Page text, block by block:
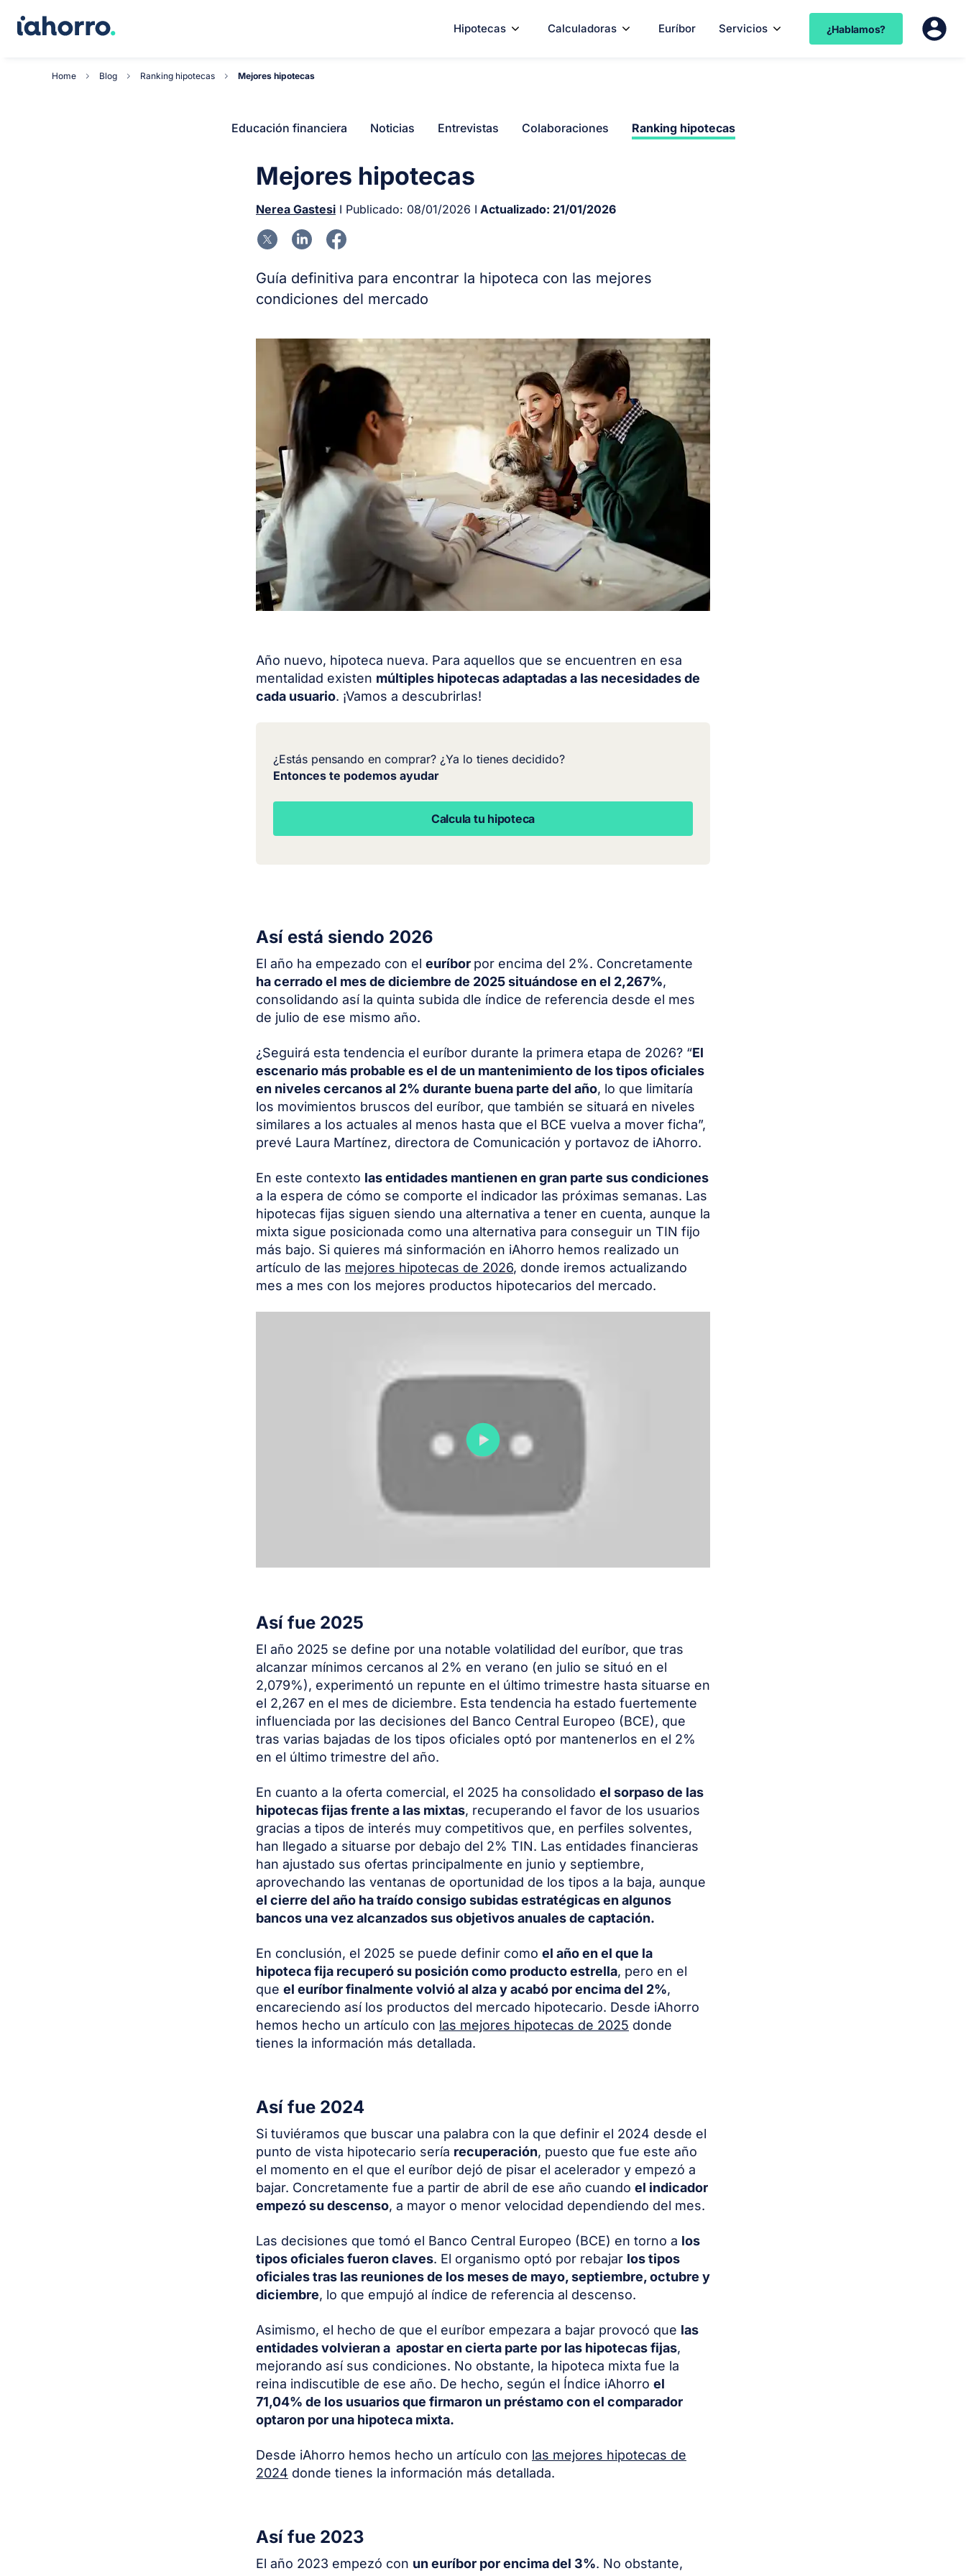
Hipotecas Calculadoras Euríbor Servicios ¿Hablamos?
Home Blog Ranking hipotecas Mejores hipotecas
Educación financiera Noticias Entrevistas Colaboraciones Ranking hipotecas
Mejores hipotecas
Nerea Gastesi I Publicado: 08/01/2026 I Actualizado: 21/01/2026
Guía definitiva para encontrar la hipoteca con las mejores
condiciones del mercado
Año nuevo, hipoteca nueva. Para aquellos que se encuentren en esa
mentalidad existen múltiples hipotecas adaptadas a las necesidades de
cada usuario. ¡Vamos a descubrirlas!
¿Estás pensando en comprar? ¿Ya lo tienes decidido?
Entonces te podemos ayudar
Calcula tu hipoteca
Así está siendo 2026
El año ha empezado con el euríbor por encima del 2%. Concretamente
ha cerrado el mes de diciembre de 2025 situándose en el 2,267%,
consolidando así la quinta subida dle índice de referencia desde el mes
de julio de ese mismo año.
¿Seguirá esta tendencia el euríbor durante la primera etapa de 2026? “El
escenario más probable es el de un mantenimiento de los tipos oficiales
en niveles cercanos al 2% durante buena parte del año, lo que limitaría
los movimientos bruscos del euríbor, que también se situará en niveles
similares a los actuales al menos hasta que el BCE vuelva a mover ficha”,
prevé Laura Martínez, directora de Comunicación y portavoz de iAhorro.
En este contexto las entidades mantienen en gran parte sus condiciones
a la espera de cómo se comporte el indicador las próximas semanas. Las
hipotecas fijas siguen siendo una alternativa a tener en cuenta, aunque la
mixta sigue posicionada como una alternativa para conseguir un TIN fijo
más bajo. Si quieres má sinformación en iAhorro hemos realizado un
artículo de las mejores hipotecas de 2026, donde iremos actualizando
mes a mes con los mejores productos hipotecarios del mercado.
Así fue 2025
El año 2025 se define por una notable volatilidad del euríbor, que tras
alcanzar mínimos cercanos al 2% en verano (en julio se situó en el
2,079%), experimentó un repunte en el último trimestre hasta situarse en
el 2,267 en el mes de diciembre. Esta tendencia ha estado fuertemente
influenciada por las decisiones del Banco Central Europeo (BCE), que
tras varias bajadas de los tipos oficiales optó por mantenerlos en el 2%
en el último trimestre del año.
En cuanto a la oferta comercial, el 2025 ha consolidado el sorpaso de las
hipotecas fijas frente a las mixtas, recuperando el favor de los usuarios
gracias a tipos de interés muy competitivos que, en perfiles solventes,
han llegado a situarse por debajo del 2% TIN. Las entidades financieras
han ajustado sus ofertas principalmente en junio y septiembre,
aprovechando las ventanas de oportunidad de los tipos a la baja, aunque
el cierre del año ha traído consigo subidas estratégicas en algunos
bancos una vez alcanzados sus objetivos anuales de captación.
En conclusión, el 2025 se puede definir como el año en el que la
hipoteca fija recuperó su posición como producto estrella, pero en el
que el euríbor finalmente volvió al alza y acabó por encima del 2%,
encareciendo así los productos del mercado hipotecario. Desde iAhorro
hemos hecho un artículo con las mejores hipotecas de 2025 donde
tienes la información más detallada.
Así fue 2024
Si tuviéramos que buscar una palabra con la que definir el 2024 desde el
punto de vista hipotecario sería recuperación, puesto que fue este año
el momento en el que el euríbor dejó de pisar el acelerador y empezó a
bajar. Concretamente fue a partir de abril de ese año cuando el indicador
empezó su descenso, a mayor o menor velocidad dependiendo del mes.
Las decisiones que tomó el Banco Central Europeo (BCE) en torno a los
tipos oficiales fueron claves. El organismo optó por rebajar los tipos
oficiales tras las reuniones de los meses de mayo, septiembre, octubre y
diciembre, lo que empujó al índice de referencia al descenso.
Asimismo, el hecho de que el euríbor empezara a bajar provocó que las
entidades volvieran a apostar en cierta parte por las hipotecas fijas,
mejorando así sus condiciones. No obstante, la hipoteca mixta fue la
reina indiscutible de ese año. De hecho, según el Índice iAhorro el
71,04% de los usuarios que firmaron un préstamo con el comparador
optaron por una hipoteca mixta.
Desde iAhorro hemos hecho un artículo con las mejores hipotecas de
2024 donde tienes la información más detallada.
Así fue 2023
El año 2023 empezó con un euríbor por encima del 3%. No obstante,